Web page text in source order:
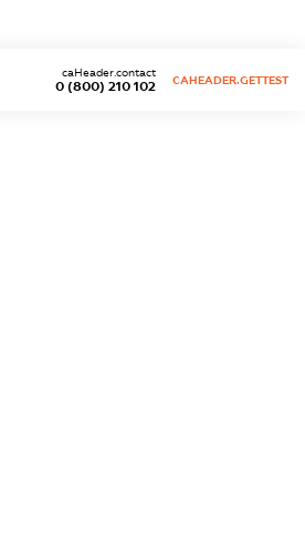
0 (800) 210 102
caHeader.contact
CAHEADER.GETTEST